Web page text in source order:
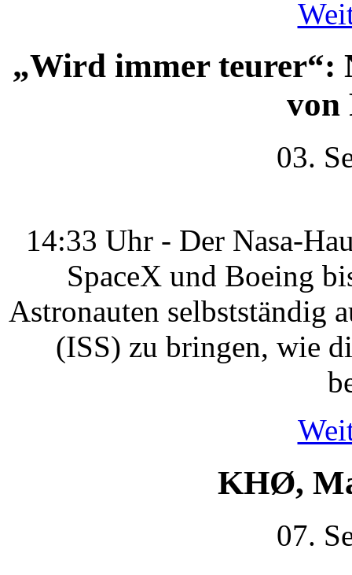
„Wird immer teurer“:
von
03.
14:33 Uhr - Der Nasa-
SpaceX und Boeing
Astronauten selbstständig
(ISS) zu bringen, wie
KHØ,
07.